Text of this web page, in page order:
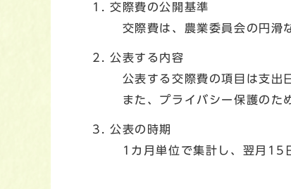
交際費の公開基準
交際費は、農業委員会の円滑
公表する内容
公表する交際費の項目は支出
また、プライバシー保護のた
公表の時期
1カ月単位で集計し、翌月15